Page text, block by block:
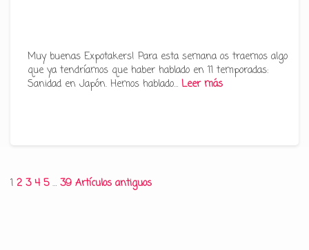
Muy buenas Expotakers! Para esta semana os traemos algo
que ya tendríamos que haber hablado en 11 temporadas:
Sanidad en Japón. Hemos hablado… Leer más
Paginación
1 2 3 4 5 … 39 Artículos antiguos